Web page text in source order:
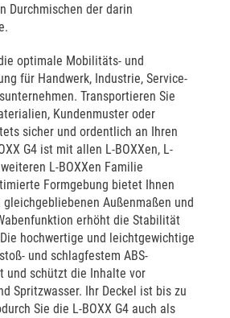
Durchmischen der darin
optimale Mobilitäts- und
für Handwerk, Industrie, Service-
Transportieren Sie
Kundenmuster oder
sicher und ordentlich an Ihren
G4 ist mit allen L-BOXXen, L-
L-BOXXen Familie
Formgebung bietet Ihnen
Außenmaßen und
erhöht die Stabilität
hochwertige und leichtgewichtige
und schlagfestem ABS-
und schützt die Inhalte vor
Spritzwasser. Ihr Deckel ist bis zu
Sie die L-BOXX G4 auch als